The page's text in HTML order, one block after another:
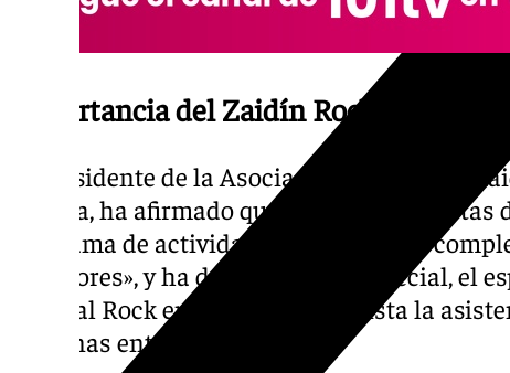
Importancia del Zaidín Rock en Granada
El presidente de la Asociación de Vecinos
Molina, ha afirmado que este año las
programa de actividades «mucho más
anteriores», y ha destacado «en especial, el
Festival Rock en el que está prevista la
personas entre los tres días».